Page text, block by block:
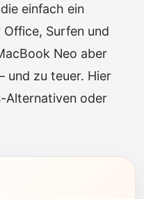
einfach ein
Surfen und
Neo aber
und zu teuer. Hier
Alternativen oder